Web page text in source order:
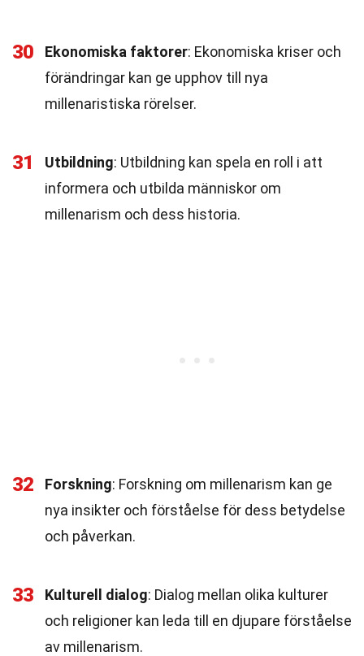
30 Ekonomiska faktorer: Ekonomiska kriser och
förändringar kan ge upphov till nya
millenaristiska rörelser.
31 Utbildning: Utbildning kan spela en roll i att
informera och utbilda människor om
millenarism och dess historia.
32 Forskning: Forskning om millenarism kan ge
nya insikter och förståelse för dess betydelse
och påverkan.
33 Kulturell dialog: Dialog mellan olika kulturer
och religioner kan leda till en djupare förståelse
av millenarism.